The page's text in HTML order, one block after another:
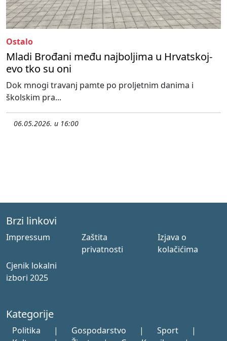
Ostalo
Mladi Brođani među najboljima u Hrvatskoj-
evo tko su oni
Dok mnogi travanj pamte po proljetnim danima i
školskim pra...
06.05.2026. u 16:00
Brzi linkovi
Impressum
Zaštita
privatnosti
Izjava o
kolačićima
Cjenik lokalni
izbori 2025
Kategorije
Politika | Gospodarstvo | Sport
|